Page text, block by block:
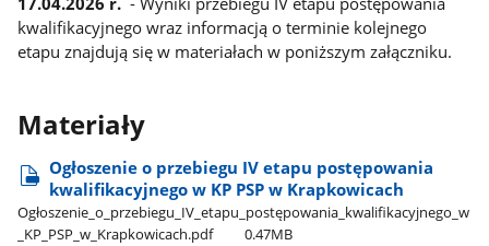
kwalifikacyjnego wraz informacją o terminie kolejnego
etapu znajdują się w materiałach w poniższym załączniku.
Materiały
Ogłoszenie o przebiegu IV etapu postępowania
kwalifikacyjnego w KP PSP w Krapkowicach
Ogłoszenie​_o​_przebiegu​_IV​_etapu​_postępowania​_kwalifikacyjnego​_w​
_KP​_PSP​_w​_Krapkowicach.pdf
0.47MB